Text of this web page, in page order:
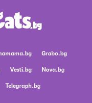
Grabo.bg
Vesti.bg
Nova.bg
Telegraph.bg